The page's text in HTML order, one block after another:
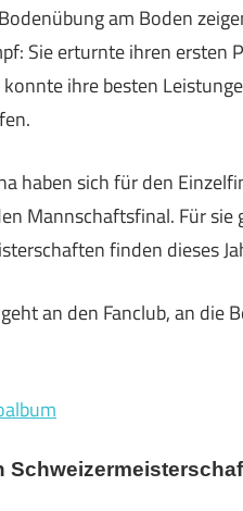
am Boden
Sie erturnte ihren ersten
ihre besten
haben sich für den
Mannschaftsfinal. Für
finden dieses
an den Fanclub, an